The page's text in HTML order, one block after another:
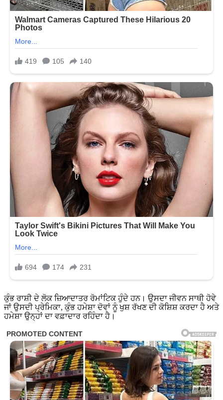
ਕੁੰਭ ਰਾਸ਼ੀ ਦੇ ਲੋਕ ਜ਼ਿਆਦਾਤਰ ਰੋਮਾਂਟਿਕ ਹੁੰਦੇ ਹਨ। ਉਸਦਾ ਜੀਵਨ ਸਾਥੀ ਹੋਵੇ
ਜਾਂ ਉਸਦੀ ਪ੍ਰੇਮਿਕਾ, ਕੁੰਭ ਹਮੇਸ਼ਾ ਦੋਵਾਂ ਨੂੰ ਖੁਸ਼ ਰੱਖਣ ਦੀ ਕੋਸ਼ਿਸ਼ ਕਰਦਾ ਹੈ ਅਤੇ
ਹਮੇਸ਼ਾ ਉਨ੍ਹਾਂ ਦਾ ਵਫ਼ਾਦਾਰ ਰਹਿੰਦਾ ਹੈ।